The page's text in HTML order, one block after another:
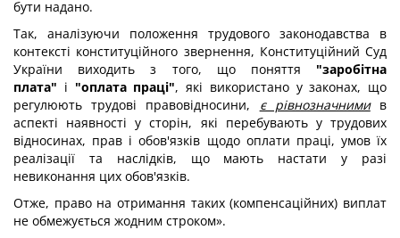
бути надано.
Так, аналізуючи положення трудового законодавства в
контексті конституційного звернення, Конституційний Суд
України виходить з того, що поняття "заробітна
плата" і "оплата праці", які використано у законах, що
регулюють трудові правовідносини, є рівнозначнимив
аспекті наявності у сторін, які перебувають у трудових
відносинах, прав і обов'язків щодо оплати праці, умов їх
реалізації та наслідків, що мають настати у разі
невиконання цих обов'язків.
Отже, право на отримання таких (компенсаційних) виплат
не обмежується жодним строком».